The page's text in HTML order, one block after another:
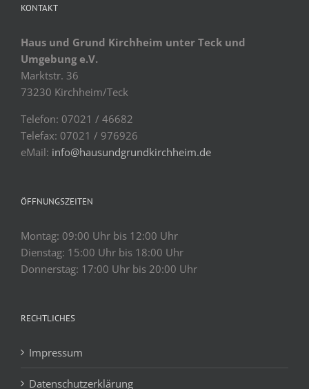
KONTAKT
Haus und Grund Kirchheim unter Teck und
Umgebung e.V.
Marktstr. 36
73230 Kirchheim/Teck
Telefon: 07021 / 46682
Telefax: 07021 / 976926
eMail: info@hausundgrundkirchheim.de
ÖFFNUNGSZEITEN
Montag: 09:00 Uhr bis 12:00 Uhr
Dienstag: 15:00 Uhr bis 18:00 Uhr
Donnerstag: 17:00 Uhr bis 20:00 Uhr
RECHTLICHES
Impressum
Datenschutzerklärung